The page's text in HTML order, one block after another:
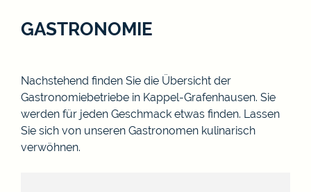
GASTRONOMIE
Nachstehend finden Sie die Übersicht der
Gastronomiebetriebe in Kappel-Grafenhausen. Sie
werden für jeden Geschmack etwas finden. Lassen
Sie sich von unseren Gastronomen kulinarisch
verwöhnen.